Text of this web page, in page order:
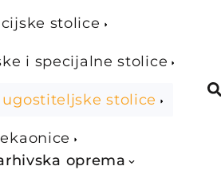
stolice
i specijalne stolice
stolice
oprema